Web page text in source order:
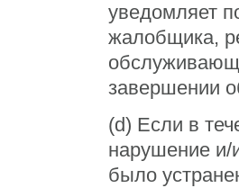
уведомляет
жалобщика,
завершении
(d) Если в
нарушение и/
было